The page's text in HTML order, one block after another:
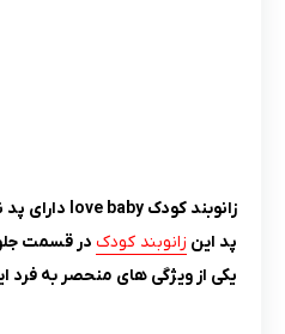
زانوبند کودک love baby دارای پد نرمی است که کاملا زانو کودک را پوشش می دهد، طراحی محصول فوق کاملا استاندارد و ارگونومیک می باشد.
پد این زانوبند کودک در قسمت
یکی از ویژگی های منحصر به فرد